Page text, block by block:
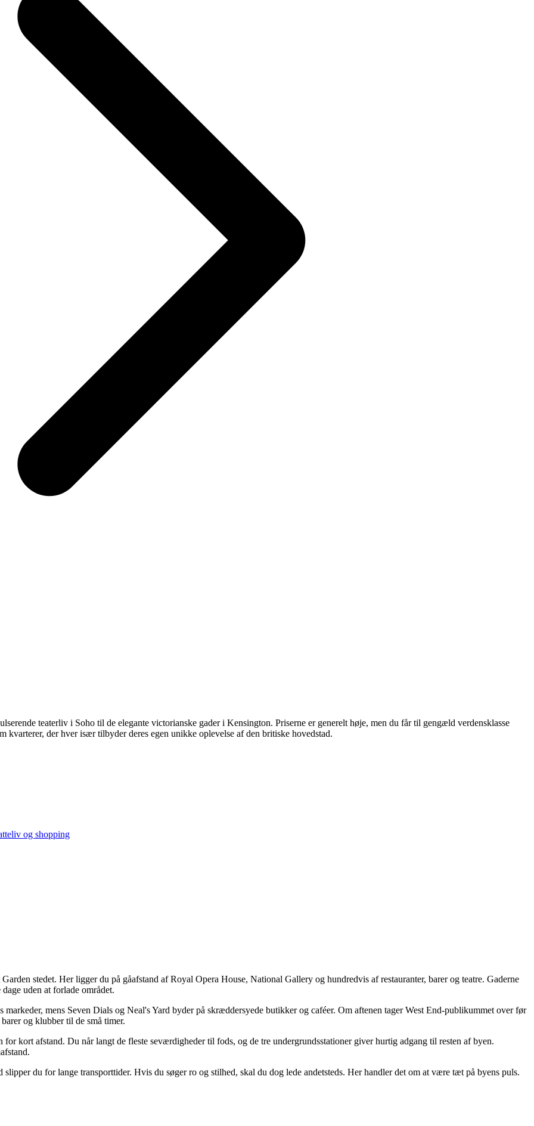
teaterliv i Soho til de elegante victorianske gader i Kensington. Priserne er generelt høje, men du får til gengæld verdensklasse
der hver især tilbyder deres egen unikke oplevelse af den britiske hovedstad.
og shopping
stedet. Her ligger du på gåafstand af Royal Opera House, National Gallery og hundredvis af restauranter, barer og teatre. Gaderne
uden at forlade området.
mens Seven Dials og Neal's Yard byder på skræddersyede butikker og caféer. Om aftenen tager West End-publikummet over før
og klubber til de små timer.
kort afstand. Du når langt de fleste seværdigheder til fods, og de tre undergrundsstationer giver hurtig adgang til resten af byen.
du for lange transporttider. Hvis du søger ro og stilhed, skal du dog lede andetsteds. Her handler det om at være tæt på byens puls.